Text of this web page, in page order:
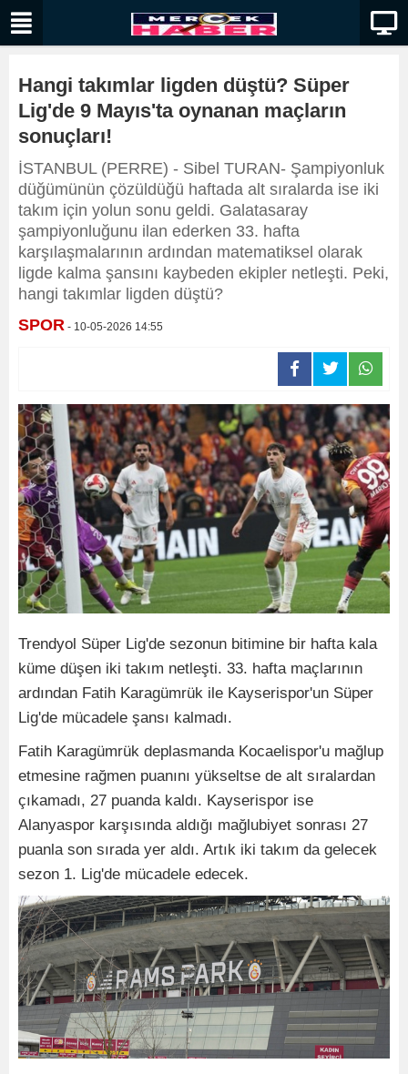
Hangi takımlar ligden düştü? Süper
Lig'de 9 Mayıs'ta oynanan maçların
sonuçları!
İSTANBUL (PERRE) - Sibel TURAN- Şampiyonluk
düğümünün çözüldüğü haftada alt sıralarda ise iki
takım için yolun sonu geldi. Galatasaray
şampiyonluğunu ilan ederken 33. hafta
karşılaşmalarının ardından matematiksel olarak
ligde kalma şansını kaybeden ekipler netleşti. Peki,
hangi takımlar ligden düştü?
SPOR - 10-05-2026 14:55
Trendyol Süper Lig'de sezonun bitimine bir hafta kala
küme düşen iki takım netleşti. 33. hafta maçlarının
ardından Fatih Karagümrük ile Kayserispor'un Süper
Lig'de mücadele şansı kalmadı.
Fatih Karagümrük deplasmanda Kocaelispor'u mağlup
etmesine rağmen puanını yükseltse de alt sıralardan
çıkamadı, 27 puanda kaldı. Kayserispor ise
Alanyaspor karşısında aldığı mağlubiyet sonrası 27
puanla son sırada yer aldı. Artık iki takım da gelecek
sezon 1. Lig'de mücadele edecek.